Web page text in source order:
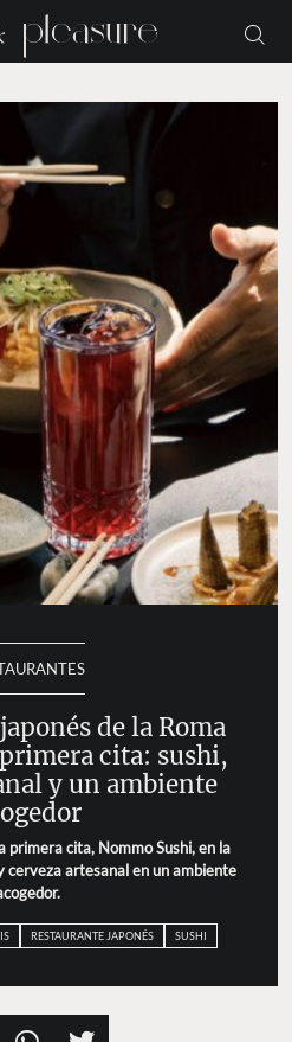
de la Roma
cita: sushi,
y un ambiente
primera cita, Nommo Sushi, en la
cerveza artesanal en un ambiente
RESTAURANTE JAPONÉS SUSHI